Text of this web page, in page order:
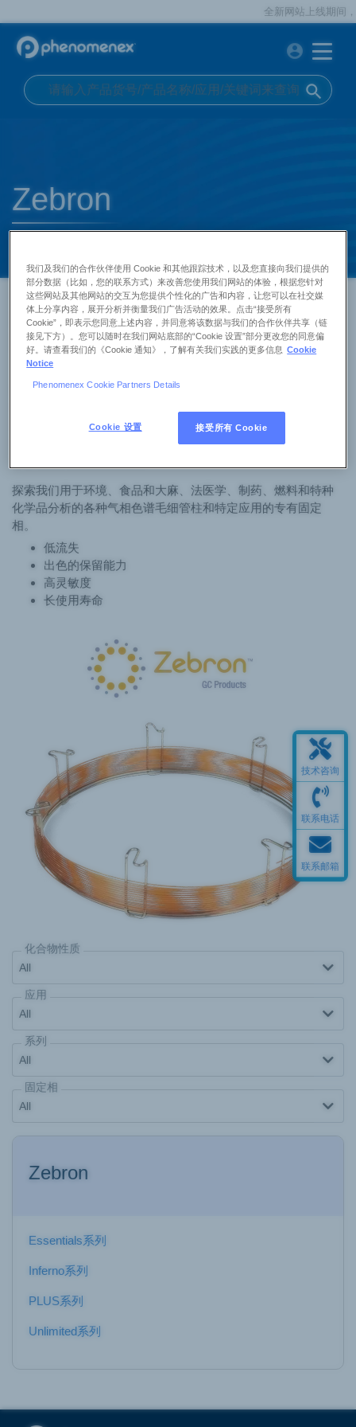
全新网站上线期间，如
search
account_circle
Zebron
首页 产品中心 飞诺美 气相色谱柱 Zebron
确保在 GC-MS 分析中获得准确且可重
现的结果。
Phenomenex Zebron 气相色谱柱产品组合涵盖广泛的应用。从
提供高性能和更快的分析，并实现复杂基质的分离度和分离。
每种气相色谱固定相都有不同的尺寸，因此您可以找到与目标
探索我们用于环境、食品和大麻、法医学、制药、燃料和特种
化学品分析的各种气相色谱毛细管柱和特定应用的专有固定
相。
低流失
出色的保留能力
高灵敏度
长使用寿命
化合物性质
应用
系列
固定相
Zebron
Essentials系列
Inferno系列
PLUS系列
Unlimited系列
技术咨询
联系电话
联系邮箱
我们及我们的合作伙伴使用 Cookie 和其他跟踪技术，以及您直接向我们提供的
部分数据（比如，您的联系方式）来改善您使用我们网站的体验，根据您针对
这些网站及其他网站的交互为您提供个性化的广告和内容，让您可以在社交媒
体上分享内容，展开分析并衡量我们广告活动的效果。点击“接受所有
Cookie”，即表示您同意上述内容，并同意将该数据与我们的合作伙伴共享（链
接见下方）。您可以随时在我们网站底部的“Cookie 设置”部分更改您的同意偏
好。请查看我们的《Cookie 通知》，了解有关我们实践的更多信息
Cookie
Notice
Phenomenex Cookie Partners Details
Cookie 设置 接受所有 Cookie